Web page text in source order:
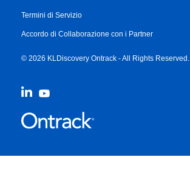
Termini di Servizio
Accordo di Collaborazione con i Partner
© 2026 KLDiscovery Ontrack - All Rights Reserved.